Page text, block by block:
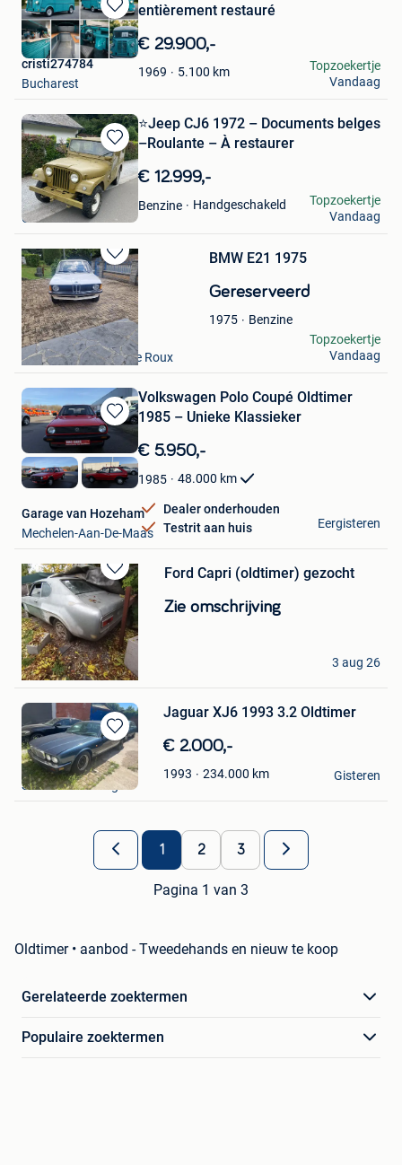
Bewaren
in
Mijn
Favorieten
entièrement restauré
€ 29.900,-
1969 5.100 km
cristi274784
Bucharest
Topzoekertje
Vandaag
Bewaren
in
Mijn
Favorieten
⭐️Jeep CJ6 1972 – Documents belges
–Roulante – À restaurer
€ 12.999,-
Benzine Handgeschakeld
RF MOTORS
Charleroi
Topzoekertje
Vandaag
Bewaren
in
Mijn
Favorieten
BMW E21 1975
Gereserveerd
1975
Benzine
Thierry
Courcelles + Partie De Roux
Topzoekertje
Vandaag
Bewaren
in
Mijn
Favorieten
Volkswagen Polo Coupé Oldtimer
1985 – Unieke Klassieker
€ 5.950,-
1985 48.000 km
Dealer onderhouden
Testrit aan huis
Garage van Hozeham
Mechelen-Aan-De-Maas
Eergisteren
Bewaren
in
Mijn
Favorieten
Ford Capri (oldtimer) gezocht
Zie omschrijving
Jappie Bruining
Antwerpen
3 aug 26
Bewaren
in
Mijn
Favorieten
Jaguar XJ6 1993 3.2 Oldtimer
€ 2.000,-
1993 234.000 km
Gent Gent
Sint-Amandsberg
Gisteren
1 2 3
Pagina 1 van 3
Oldtimer • aanbod - Tweedehands en nieuw te koop
Gerelateerde zoektermen
Populaire zoektermen